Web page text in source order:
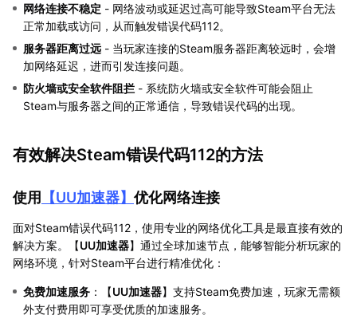
网络连接不稳定 - 网络波动或延迟过高可能导致Steam平台无法
正常加载或访问，从而触发错误代码112。
服务器距离过远 - 当玩家连接的Steam服务器距离较远时，会增
加网络延迟，进而引发连接问题。
防火墙或安全软件阻拦 - 系统防火墙或安全软件可能会阻止
Steam与服务器之间的正常通信，导致错误代码的出现。
有效解决Steam错误代码112的方法
使用 【UU加速器】 优化网络连接
面对Steam错误代码112，使用专业的网络优化工具是最直接有效的
解决方案。【UU加速器】通过全球加速节点，能够智能分析玩家的
网络环境，针对Steam平台进行精准优化：
免费加速服务 ：【UU加速器】支持Steam免费加速，玩家无需额
外支付费用即可享受优质的加速服务。